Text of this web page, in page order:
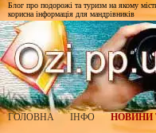
Блог про подорожі та туризм на якому
корисна інформація для мандрівників
ГОЛОВНА ІНФО НОВИНИ